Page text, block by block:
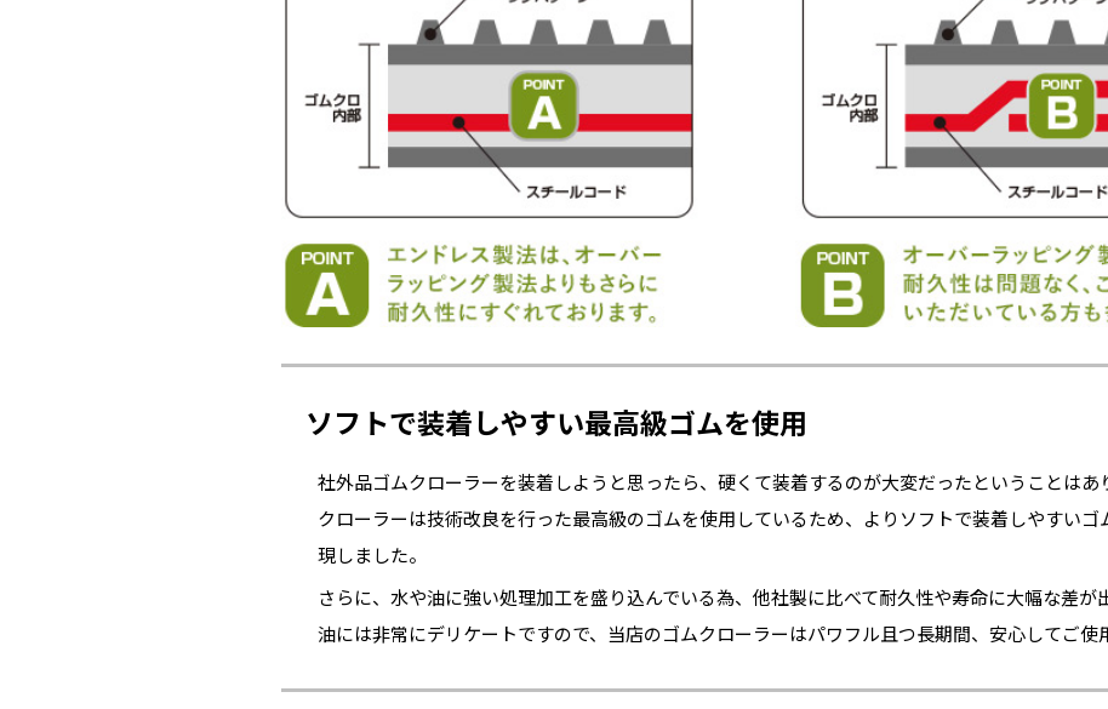
ソフトで装着しやすい最高級ゴムを使用
社外品ゴムクローラーを装着しようと思ったら、硬くて装着するのが大変だったということはあ
クローラーは技術改良を行った最高級のゴムを使用しているため、よりソフトで装着しやすい
現しました。
さらに、水や油に強い処理加工を盛り込んでいる為、他社製に比べて耐久性や寿命に大幅な差が
油には非常にデリケートですので、当店のゴムクローラーはパワフル且つ長期間、安心してご使